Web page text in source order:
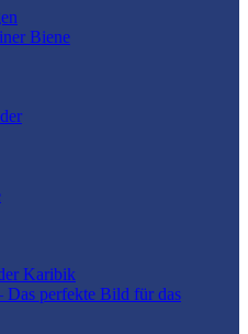
Biene
Karibik
Das perfekte Bild für das